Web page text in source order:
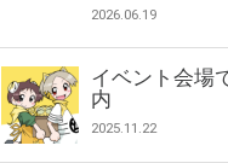
2026.06.19
イベント会場
内
2025.11.22